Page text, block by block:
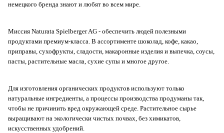
немецкого бренда знают и любят во всем мире.
Миссия Naturata Spielberger AG - обеспечить людей полезными
продуктами премиум-класса. В ассортименте шоколад, кофе, какао,
приправы, сухофрукты, сладости, макаронные изделия и выпечка, соусы,
пасты, растительные масла, сухие супы и многое другое.
Для изготовления органических продуктов используют только
натуральные ингредиенты, а процессы производства продуманы так,
чтобы не причинить вред окружающей среде. Растительное сырье
выращивают на экологически чистых почвах, без химикатов,
искусственных удобрений.